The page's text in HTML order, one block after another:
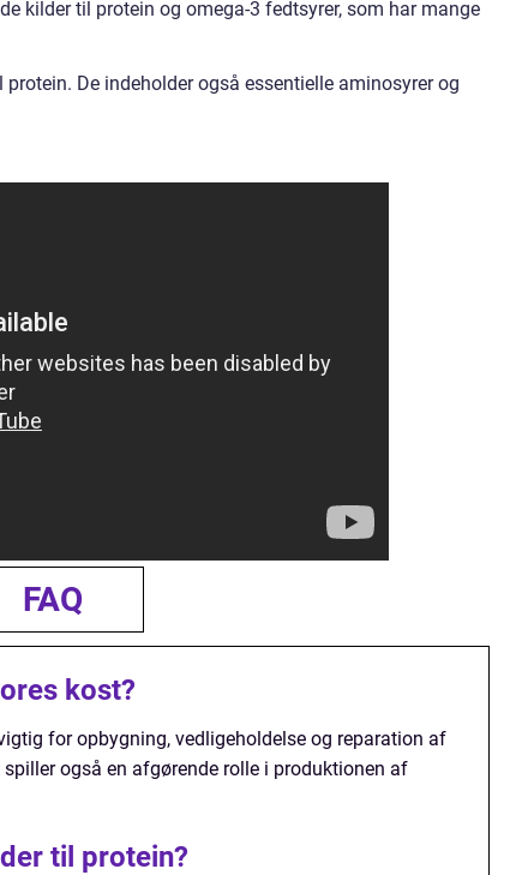
kilder til protein og omega-3 fedtsyrer, som har mange
De indeholder også essentielle aminosyrer og
FAQ
kost?
for opbygning, vedligeholdelse og reparation af
også en afgørende rolle i produktionen af
til protein?